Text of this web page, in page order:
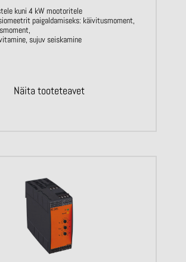
kuni 4 kW mootoritele
paigaldamiseks: käivitusmoment,
sujuv seiskamine
Näita tooteteavet